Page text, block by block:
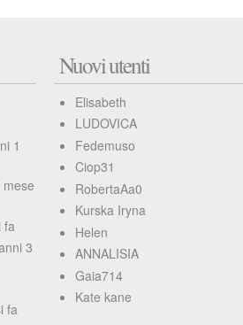
1
fa
3
fa
Nuovi utenti
Elisabeth
LUDOVICA
Fedemuso
Ciop31
RobertaAa0
Kurska Iryna
Helen
ANNALISIA
Gaia714
Kate kane